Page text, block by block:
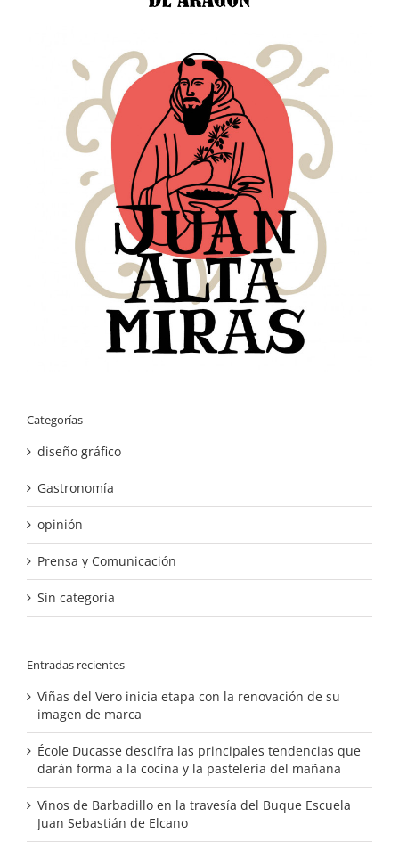
Categorías
diseño gráfico
Gastronomía
opinión
Prensa y Comunicación
Sin categoría
Entradas recientes
Viñas del Vero inicia etapa con la renovación de su
imagen de marca
École Ducasse descifra las principales tendencias que
darán forma a la cocina y la pastelería del mañana
Vinos de Barbadillo en la travesía del Buque Escuela
Juan Sebastián de Elcano